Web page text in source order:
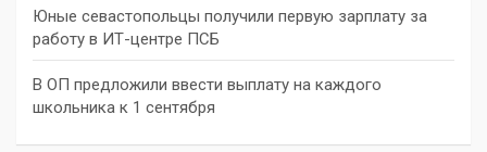
Юные севастопольцы получили первую зарплату за
работу в ИТ-центре ПСБ
В ОП предложили ввести выплату на каждого
школьника к 1 сентября